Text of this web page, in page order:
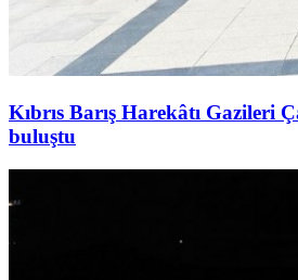
Kıbrıs Barış Harekâtı Gazileri
buluştu